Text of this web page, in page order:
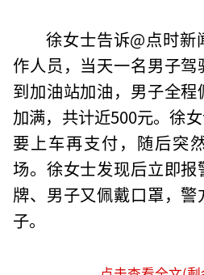
徐女士告诉@点时
作人员，当天一名男子
到加油站加油，男子全
加满，共计近500元。徐
要上车再支付，随后突
场。徐女士发现后立即
牌、男子又佩戴口罩，
子。